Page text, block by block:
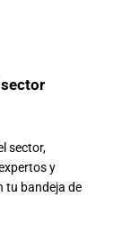
sector,
y
tu bandeja de